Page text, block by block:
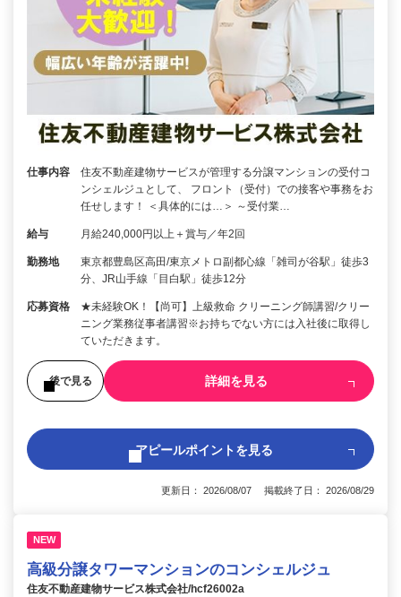
仕事内容
住友不動産建物サービスが管理する分譲マンションの受付コ
ンシェルジュとして、 フロント（受付）での接客や事務をお
任せします！ ＜具体的には…＞ ～受付業…
給与 月給240,000円以上＋賞与／年2回
勤務地
東京都豊島区高田/東京メトロ副都心線「雑司が谷駅」徒歩3
分、JR山手線「目白駅」徒歩12分
応募資格
★未経験OK！【尚可】上級救命 クリーニング師講習/クリー
ニング業務従事者講習※お持ちでない方には入社後に取得し
ていただきます。
後で見る 詳細を見る
アピールポイントを見る
更新日： 2026/08/07 掲載終了日： 2026/08/29
NEW
高級分譲タワーマンションのコンシェルジュ
住友不動産建物サービス株式会社/hcf26002a